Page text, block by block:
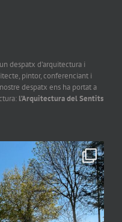
despatx d’arquitectura i
pintor, conferenciant i
despatx ens ha portat a
l’Arquitectura del Sentits